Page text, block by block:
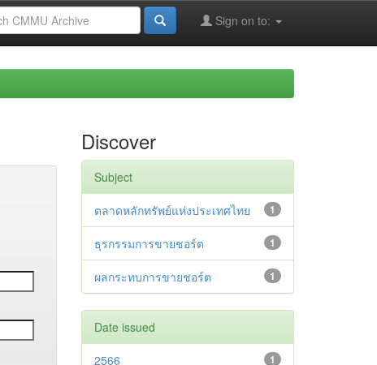
Sign on to:
Discover
Subject
1
ตลาดหลักทรัพย์แห่งประเทศไทย
1
ธุรกรรมการขายชอร์ต
1
ผลกระทบการขายชอร์ต
Date issued
1
2566